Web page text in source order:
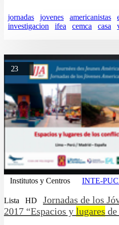
jornadas jovenes americanistas
investigacion
ifea cemca casa
23
Institutos y Centros INTE-
Lista HD
Jornadas de los
2017 “Espacios y lugares